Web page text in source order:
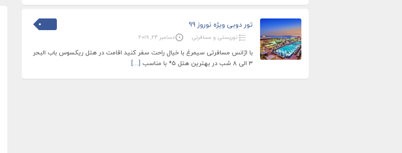
تور دوبی ویژه نوروز 99
توریستی و مسافرتی دسامبر 24, 2019
با اژانس مسافرتی سیمرغ با خیال راحت سفر کنید اقامت در هتل ریکسوس باب البحر
3 الی 8 شب در بهترین هتل 5* با مناسب
[…]